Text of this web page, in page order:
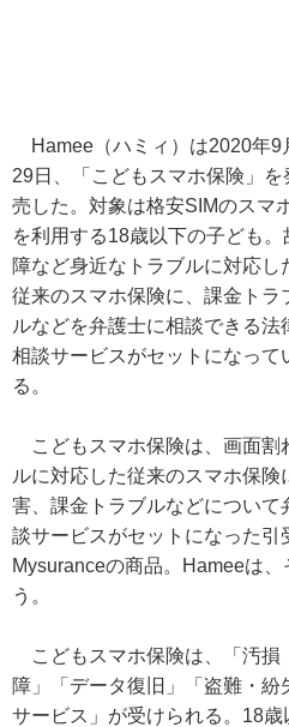
Hamee（ハミィ）は2020年9
29日、「こどもスマホ保険」を
売した。対象は格安SIMのスマ
を利用する18歳以下の子ども。
障など身近なトラブルに対応し
従来のスマホ保険に、課金トラ
ルなどを弁護士に相談できる法
相談サービスがセットになって
る。
こどもスマホ保険は、画面割
ルに対応した従来のスマホ保
害、課金トラブルなどについて
談サービスがセットになった引
Mysuranceの商品。Hameeは
う。
こどもスマホ保険は、「汚損
障」「データ復旧」「盗難・
サービス」が受けられる。18